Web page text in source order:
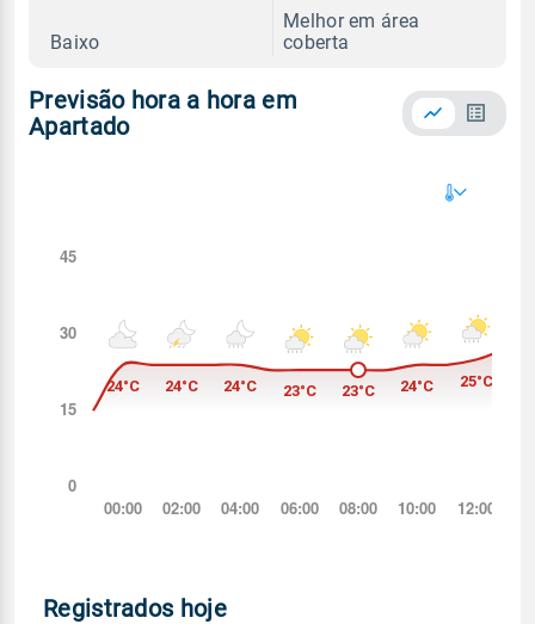
Baixo
Melhor em área
coberta
Previsão hora a hora em
Apartado
Registrados hoje